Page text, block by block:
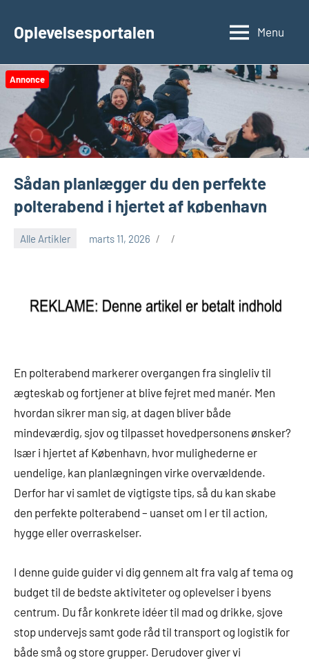
Oplevelsesportalen Menu
Annonce
Sådan planlægger du den perfekte
polterabend i hjertet af københavn
Alle Artikler marts 11, 2026
En polterabend markerer overgangen fra singleliv til
ægteskab og fortjener at blive fejret med manér. Men
hvordan sikrer man sig, at dagen bliver både
mindeværdig, sjov og tilpasset hovedpersonens ønsker?
Især i hjertet af København, hvor mulighederne er
uendelige, kan planlægningen virke overvældende.
Derfor har vi samlet de vigtigste tips, så du kan skabe
den perfekte polterabend – uanset om I er til action,
hygge eller overraskelser.
I denne guide guider vi dig gennem alt fra valg af tema og
budget til de bedste aktiviteter og oplevelser i byens
centrum. Du får konkrete idéer til mad og drikke, sjove
stop undervejs samt gode råd til transport og logistik for
både små og store grupper. Derudover giver vi